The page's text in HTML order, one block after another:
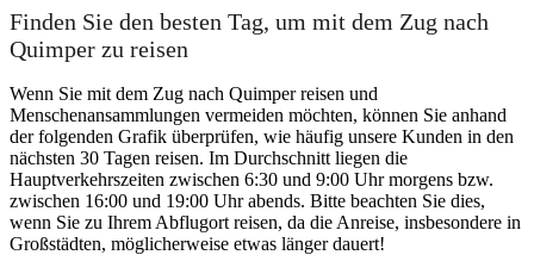
Finden Sie den besten Tag, um mit dem Zug nach
Quimper zu reisen
Wenn Sie mit dem Zug nach Quimper reisen und
Menschenansammlungen vermeiden möchten, können Sie anhand
der folgenden Grafik überprüfen, wie häufig unsere Kunden in den
nächsten 30 Tagen reisen. Im Durchschnitt liegen die
Hauptverkehrszeiten zwischen 6:30 und 9:00 Uhr morgens bzw.
zwischen 16:00 und 19:00 Uhr abends. Bitte beachten Sie dies,
wenn Sie zu Ihrem Abflugort reisen, da die Anreise, insbesondere in
Großstädten, möglicherweise etwas länger dauert!